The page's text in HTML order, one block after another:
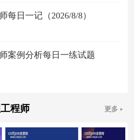
每日一记（2026/8/8）
案例分析每日一练试题
程师 更多